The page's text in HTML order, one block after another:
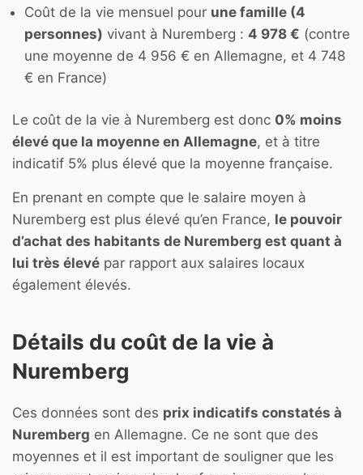
Coût de la vie mensuel pour une famille (4
personnes) vivant à Nuremberg : 4 978 € (contre
une moyenne de 4 956 € en Allemagne, et 4 748
€ en France)
Le coût de la vie à Nuremberg est donc 0% moins
élevé que la moyenne en Allemagne, et à titre
indicatif 5% plus élevé que la moyenne française.
En prenant en compte que le salaire moyen à
Nuremberg est plus élevé qu’en France, le pouvoir
d’achat des habitants de Nuremberg est quant à
lui très élevé par rapport aux salaires locaux
également élevés.
Détails du coût de la vie à
Nuremberg
Ces données sont des prix indicatifs constatés à
Nuremberg en Allemagne. Ce ne sont que des
moyennes et il est important de souligner que les